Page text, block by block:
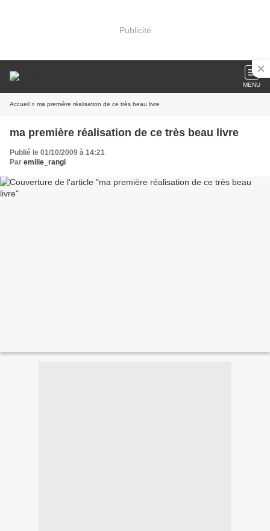
Publicité
MENU
Accueil » ma première réalisation de ce très beau livre
ma première réalisation de ce très beau livre
Publié le 01/10/2009 à 14:21
Par emilie_rangi